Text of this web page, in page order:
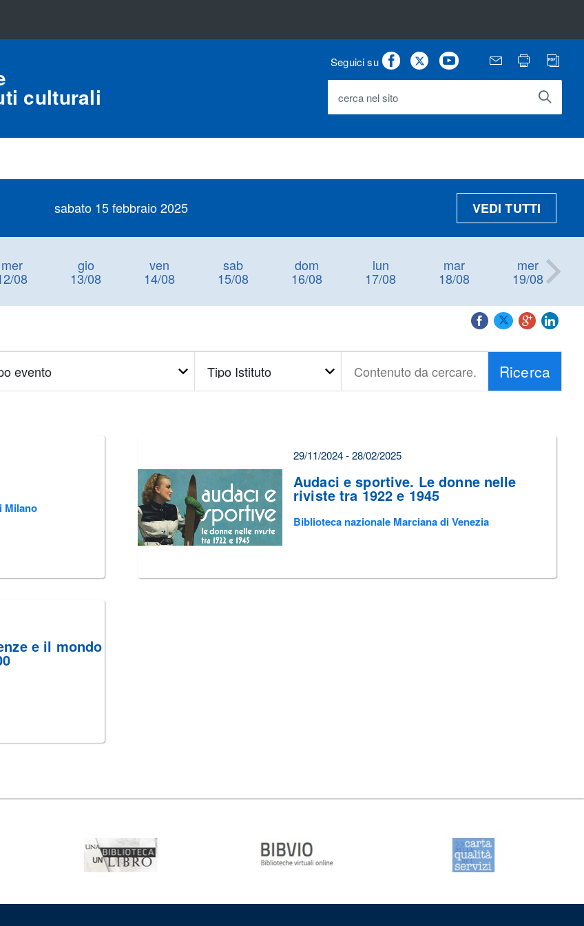
culturali
Seguici su Facebook
TwitterYoutube Email Stampa
cerca nel sito
sabato 15 febbraio 2025 VEDI TUTTI
mer
08
gio
13/08
ven
14/08
sab
15/08
dom
16/08
lun
17/08
mar
18/08
mer
19/08
Tipo
Istituto
Contenuto
da
Ricerca
Milano
29/11/2024 - 28/02/2025
Audaci e sportive. Le donne nelle
riviste tra 1922 e 1945
Biblioteca nazionale Marciana di Venezia
e il mondo